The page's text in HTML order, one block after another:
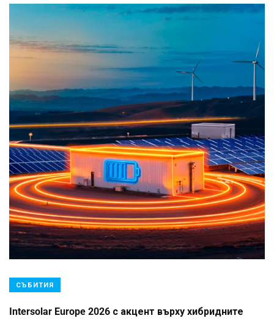
СЪБИТИЯ
Intersolar Europe 2026 с акцент върху хибридните